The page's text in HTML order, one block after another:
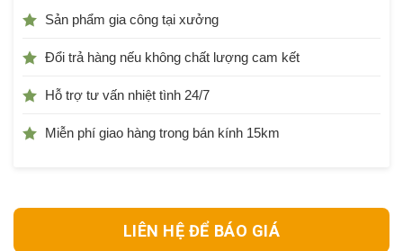
Sản phẩm gia công tại xưởng
Đổi trả hàng nếu không chất lượng cam kết
Hỗ trợ tư vấn nhiệt tình 24/7
Miễn phí giao hàng trong bán kính 15km
LIÊN HỆ ĐỂ BÁO GIÁ